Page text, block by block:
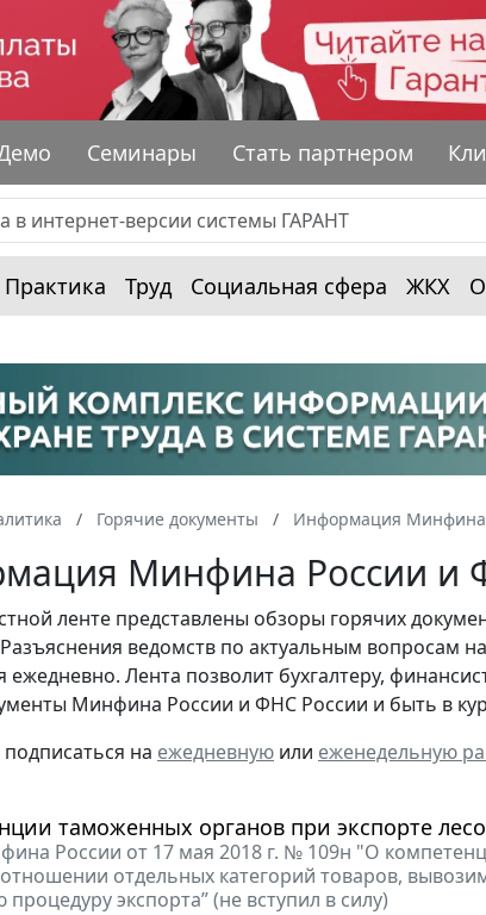
Семинары Стать партнером
Практика Труд Социальная сфера ЖКХ
Горячие документы Информация Минфина
Минфина России и
ленте представлены обзоры горячих
ведомств по актуальным вопросам
ежедневно. Лента позволит бухгалтеру,
Минфина России и ФНС России и быть в
на ежедневную или еженедельную
таможенных органов при экспорте
России от 17 мая 2018 г. № 109н "О
отдельных категорий товаров,
экспорта” (не вступил в силу)